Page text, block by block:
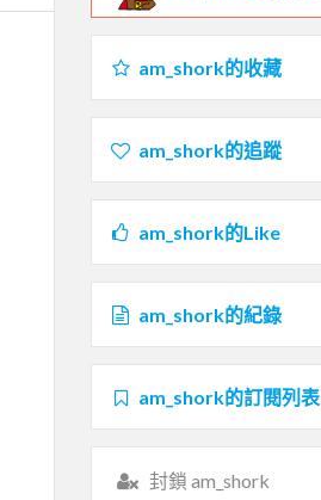
am_shork的收藏
am_shork的追蹤
am_shork的Like
am_shork的紀錄
am_shork的訂閱列表
封鎖 am_shork